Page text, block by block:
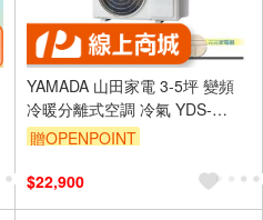
YAMADA 山田家電 3-5坪 變頻
冷暖分離式空調 冷氣 YDS-
FN28H/YDC-FN28H
贈OPENPOINT
$22,900